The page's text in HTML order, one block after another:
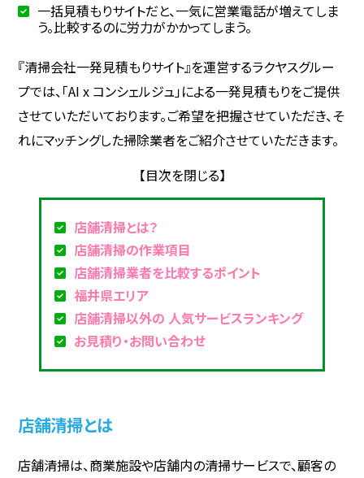
一括見積もりサイトだと、一気に営業電話が増えてしま
う。比較するのに労力がかかってしまう。
『清掃会社一発見積もりサイト』を運営するラクヤスグルー
プでは、「AI x コンシェルジュ」による一発見積もりをご提供
させていただいております。ご希望を把握させていただき、そ
れにマッチングした掃除業者をご紹介させていただきます。
店舗清掃とは？
店舗清掃の作業項目
店舗清掃業者を比較するポイント
福井県エリア
店舗清掃以外の 人気サービスランキング
お見積り・お問い合わせ
店舗清掃とは
店舗清掃は、商業施設や店舗内の清掃サービスで、顧客の